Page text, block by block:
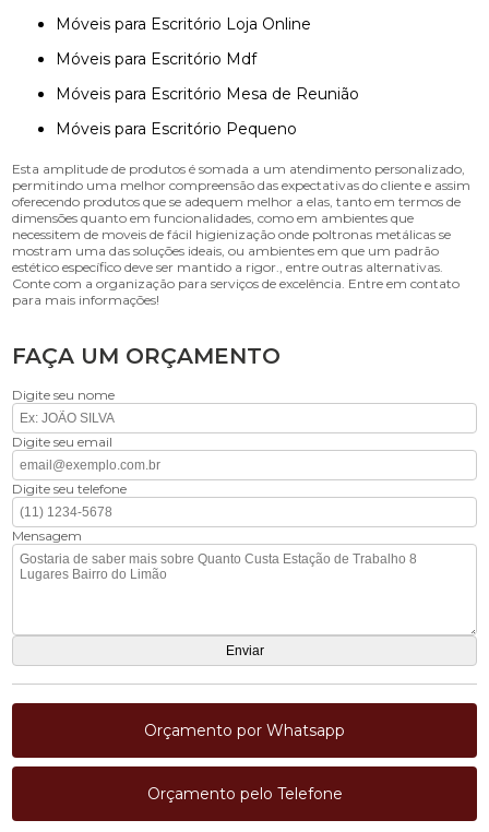
Móveis para Escritório Loja Online
Móveis para Escritório Mdf
Móveis para Escritório Mesa de Reunião
Móveis para Escritório Pequeno
Esta amplitude de produtos é somada a um atendimento personalizado,
permitindo uma melhor compreensão das expectativas do cliente e assim
oferecendo produtos que se adequem melhor a elas, tanto em termos de
dimensões quanto em funcionalidades, como em ambientes que
necessitem de moveis de fácil higienização onde poltronas metálicas se
mostram uma das soluções ideais, ou ambientes em que um padrão
estético específico deve ser mantido a rigor., entre outras alternativas.
Conte com a organização para serviços de excelência. Entre em contato
para mais informações!
FAÇA UM ORÇAMENTO
Digite seu nome
Digite seu email
Digite seu telefone
Mensagem
Orçamento por Whatsapp
Orçamento pelo Telefone